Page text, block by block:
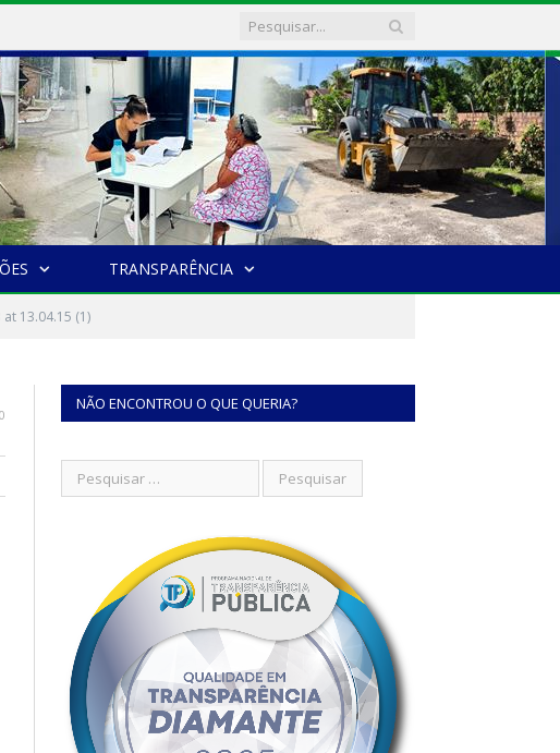
TRANSPARÊNCIA
13.04.15 (1)
0
NÃO ENCONTROU O QUE QUERIA?